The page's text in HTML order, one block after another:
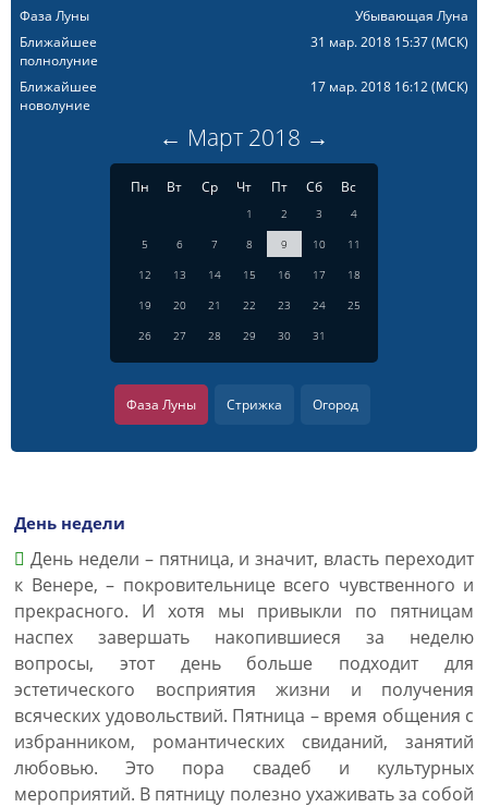
Фаза Луны
Убывающая Луна
Ближайшее
полнолуние
31 мар. 2018 15:37(МСК)
Ближайшее
новолуние
17 мар. 2018 16:12(МСК)
← Март 2018 →
Пн Вт Ср Чт Пт Сб Вс
1 2 3
4
5
6 7 8 9 10
11
12
13 14 15 16 17
18
19
20 21 22 23 24
25
26
27 28 29 30 31
Фаза Луны Стрижка Огород
День недели
День недели – пятница, и значит, власть переходит
к Венере, – покровительнице всего чувственного и
прекрасного. И хотя мы привыкли по пятницам
наспех завершать накопившиеся за неделю
вопросы, этот день больше подходит для
эстетического восприятия жизни и получения
всяческих удовольствий. Пятница – время общения с
избранником, романтических свиданий, занятий
любовью. Это пора свадеб и культурных
мероприятий. В пятницу полезно ухаживать за собой